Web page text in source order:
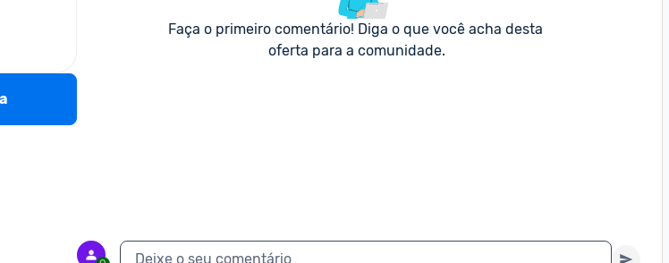
Faça o primeiro comentário! Diga o que você acha desta
oferta para a comunidade.
Deixe o seu comentário